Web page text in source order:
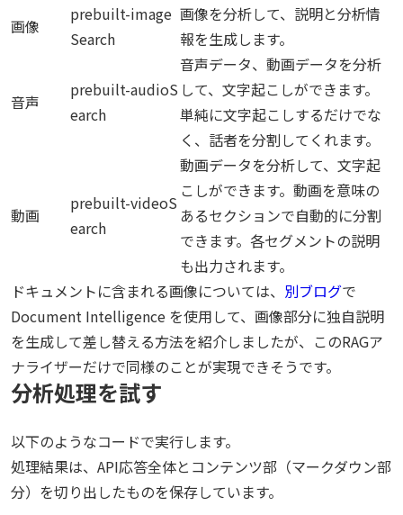
画像
prebuilt-image
Search
画像を分析して、説明と分析情
報を生成します。
音声
prebuilt-audioS
earch
音声データ、動画データを分析
して、文字起こしができます。
単純に文字起こしするだけでな
く、話者を分割してくれます。
動画
prebuilt-videoS
earch
動画データを分析して、文字起
こしができます。動画を意味の
あるセクションで自動的に分割
できます。各セグメントの説明
も出力されます。
ドキュメントに含まれる画像については、 別ブログで
Document Intelligence を使用して、画像部分に独自説明
を生成して差し替える方法を紹介しましたが、このRAGア
ナライザーだけで同様のことが実現できそうです。
分析処理を試す
以下のようなコードで実行します。
処理結果は、API応答全体とコンテンツ部（マークダウン部
分）を切り出したものを保存しています。